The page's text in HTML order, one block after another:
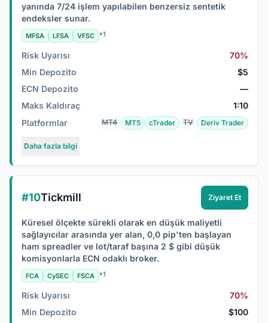
yanında 7/24 işlem yapılabilen benzersiz sentetik
endeksler sunar.
MFSA LFSA VFSC +1
Risk Uyarısı
70%
Min Depozito
$5
ECN Depozito
—
Maks Kaldıraç
1:10
Platformlar
MT4 MT5 cTrader TV Deriv Trader
Daha fazla bilgi
#10Tickmill Ziyaret Et
Küresel ölçekte sürekli olarak en düşük maliyetli
sağlayıcılar arasında yer alan, 0,0 pip'ten başlayan
ham spreadler ve lot/taraf başına 2 $ gibi düşük
komisyonlarla ECN odaklı broker.
FCA CySEC FSCA +1
Risk Uyarısı
70%
Min Depozito
$100